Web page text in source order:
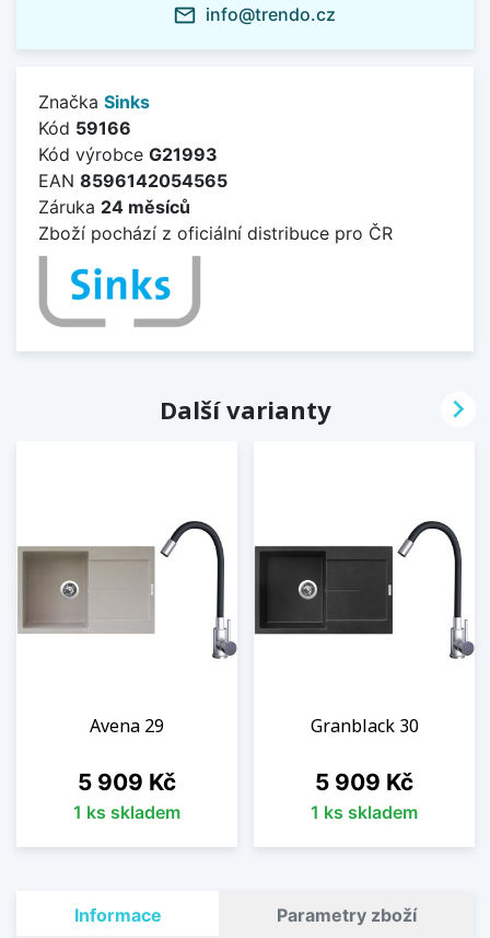
mail_outline info@trendo.cz
Značka Sinks
Kód 59166
Kód výrobce G21993
EAN 8596142054565
Záruka 24 měsíců
Zboží pochází z oficiální distribuce pro ČR
Další varianty
Avena 29
Cena
5 909 Kč
1 ks skladem
Granblack 30
Cena
5 909 Kč
1 ks skladem

Informace Parametry zboží